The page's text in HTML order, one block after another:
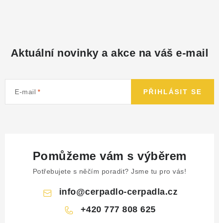
Aktuální novinky a akce na váš e-mail
E-mail PŘIHLÁSIT SE
Pomůžeme vám s výběrem
Potřebujete s něčím poradit? Jsme tu pro vás!
info@cerpadlo-cerpadla.cz
+420 777 808 625